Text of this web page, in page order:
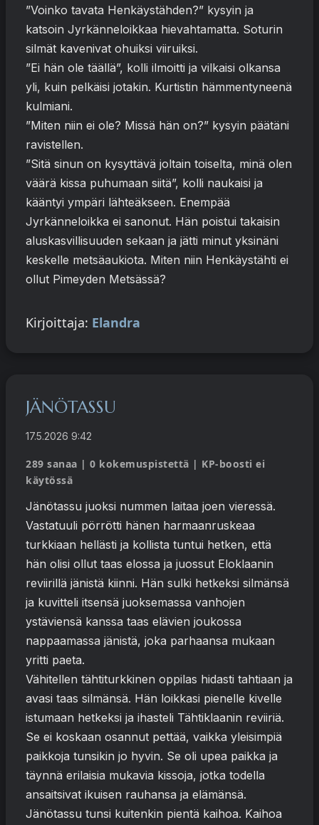
”Voinko tavata Henkäystähden?” kysyin ja
katsoin Jyrkänneloikkaa hievahtamatta. Soturin
silmät kavenivat ohuiksi viiruiksi.
”Ei hän ole täällä”, kolli ilmoitti ja vilkaisi olkansa
yli, kuin pelkäisi jotakin. Kurtistin hämmentyneenä
kulmiani.
”Miten niin ei ole? Missä hän on?” kysyin päätäni
ravistellen.
”Sitä sinun on kysyttävä joltain toiselta, minä olen
väärä kissa puhumaan siitä”, kolli naukaisi ja
kääntyi ympäri lähteäkseen. Enempää
Jyrkänneloikka ei sanonut. Hän poistui takaisin
aluskasvillisuuden sekaan ja jätti minut yksinäni
keskelle metsäaukiota. Miten niin Henkäystähti ei
ollut Pimeyden Metsässä?
Kirjoittaja: Elandra
JÄNÖTASSU
17.5.2026 9:42
289 sanaa | 0 kokemuspistettä | KP-boosti ei
käytössä
Jänötassu juoksi nummen laitaa joen vieressä.
Vastatuuli pörrötti hänen harmaanruskeaa
turkkiaan hellästi ja kollista tuntui hetken, että
hän olisi ollut taas elossa ja juossut Eloklaanin
reviirillä jänistä kiinni. Hän sulki hetkeksi silmänsä
ja kuvitteli itsensä juoksemassa vanhojen
ystäviensä kanssa taas elävien joukossa
nappaamassa jänistä, joka parhaansa mukaan
yritti paeta.
Vähitellen tähtiturkkinen oppilas hidasti tahtiaan ja
avasi taas silmänsä. Hän loikkasi pienelle kivelle
istumaan hetkeksi ja ihasteli Tähtiklaanin reviiriä.
Se ei koskaan osannut pettää, vaikka yleisimpiä
paikkoja tunsikin jo hyvin. Se oli upea paikka ja
täynnä erilaisia mukavia kissoja, jotka todella
ansaitsivat ikuisen rauhansa ja elämänsä.
Jänötassu tunsi kuitenkin pientä kaihoa. Kaihoa